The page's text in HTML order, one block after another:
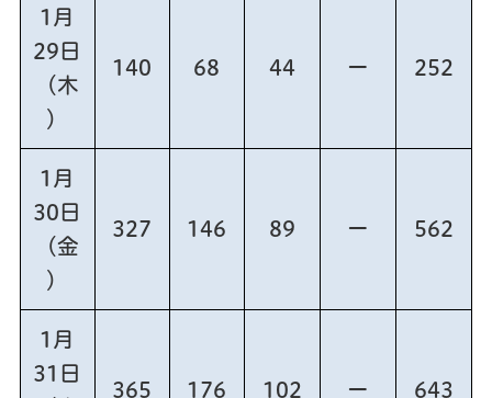
1月
29日
（木
）
140 68 44 ー 252
1月
30日
（金
）
327 146 89 ー 562
1月
31日
365 176 102 ー 643